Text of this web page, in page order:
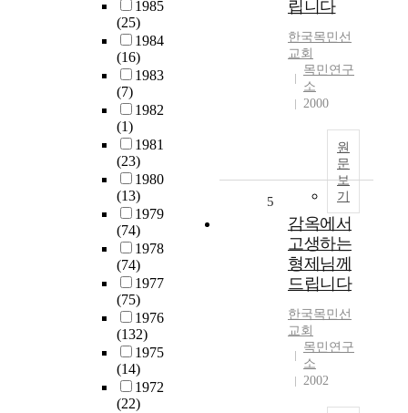
1985
(25)
1984
(16)
1983
(7)
1982
(1)
1981
(23)
1980
(13)
1979
(74)
1978
(74)
1977
(75)
1976
(132)
1975
(14)
1972
(22)
립니다
한국목민선
교회
목민연구
소
2000
원
문
보
기
5
감옥에서
고생하는
형제님께
드립니다
한국목민선
교회
목민연구
소
2002